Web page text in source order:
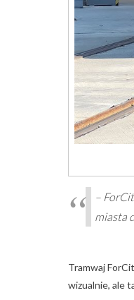
–
miasta
Tramwaj
wizualnie, ale